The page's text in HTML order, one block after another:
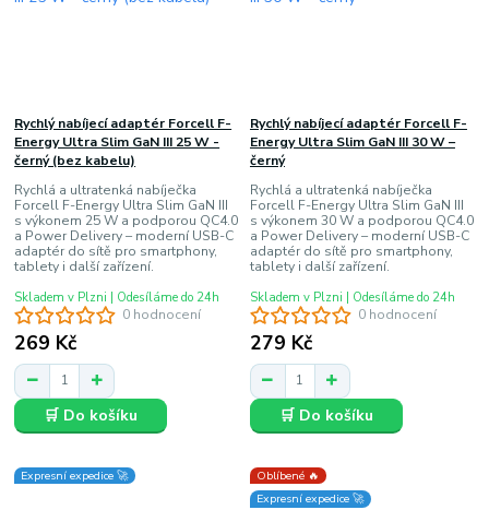
0 hodnocení
Rychlý nabíjecí adaptér Forcell F-
Energy Ultra Slim GaN III 25 W -
černý (bez kabelu)
Rychlá a ultratenká nabíječka
Forcell F-Energy Ultra Slim GaN III
s výkonem 25 W a podporou QC4.0
a Power Delivery – moderní USB-C
adaptér do sítě pro smartphony,
tablety i další zařízení.
269 Kč
Skladem v Plzni | Odesíláme do 24h
🛒 Do košíku
0 hodnocení
Rychlý nabíjecí adaptér Forcell F-
Energy Ultra Slim GaN III 30 W –
černý
Rychlá a ultratenká nabíječka
Forcell F-Energy Ultra Slim GaN III
s výkonem 30 W a podporou QC4.0
a Power Delivery – moderní USB-C
adaptér do sítě pro smartphony,
tablety i další zařízení.
279 Kč
Skladem v Plzni | Odesíláme do 24h
🛒 Do košíku
Expresní expedice 🚀
Oblíbené 🔥
Expresní expedice 🚀